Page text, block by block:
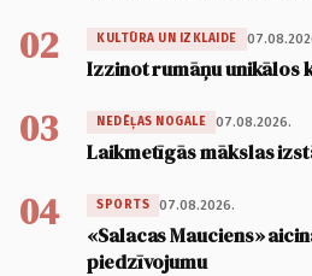
02 KULTŪRA UN IZKLAIDE
Izzinot rumāņu unikālos
03 NEDĒĻAS NOGALE 07.08.2026.
Laikmetīgās mākslas
04 SPORTS 07.08.2026.
«Salacas Mauciens»
piedzīvojumu